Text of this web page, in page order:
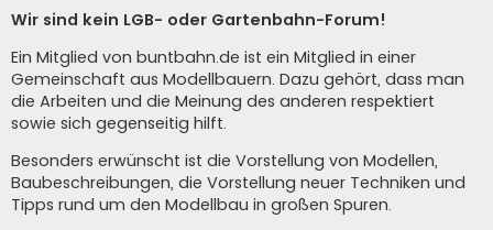
Wir sind kein LGB- oder Gartenbahn-Forum!
Ein Mitglied von buntbahn.de ist ein Mitglied in einer
Gemeinschaft aus Modellbauern. Dazu gehört, dass man
die Arbeiten und die Meinung des anderen respektiert
sowie sich gegenseitig hilft.
Besonders erwünscht ist die Vorstellung von Modellen,
Baubeschreibungen, die Vorstellung neuer Techniken und
Tipps rund um den Modellbau in großen Spuren.